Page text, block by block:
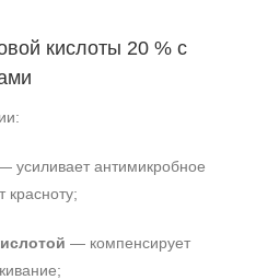
кислоты 20 % с
усиливает антимикробное
красноту;
— компенсирует